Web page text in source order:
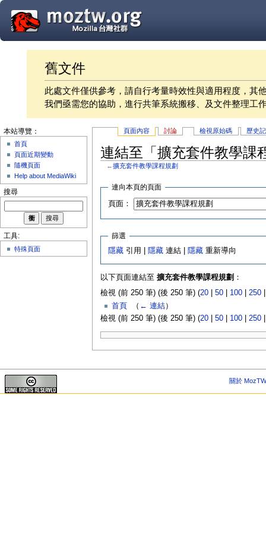
舊文件
此處文件僅供參考，請自行考量時效性與適用程度，其
我們亟需您的協助，進行共筆系統搬移、及文件整理工
頁面內容 討論 檢視原始碼 歷史
連結至「擴充套件教學課
←擴充套件教學課程規劃
連向本頁的頁面
頁面：
篩選
隱藏 引用 | 隱藏 連結 | 隱藏 重新導向
以下頁面連結至 擴充套件教學課程規劃 ：
檢視 (前 250 筆) (後 250 筆) (20| 50| 100| 250
首頁
（ ← 連結）
檢視 (前 250 筆) (後 250 筆) (20| 50| 100| 250
本站導覽：
首頁
頁面近期變動
隨機頁面
Help about MediaWiki
搜尋
工具:
特殊頁面
關於